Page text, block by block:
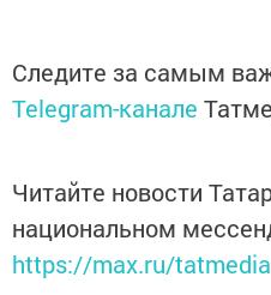
Следите за самым
Telegram-канале
Читайте новости
национальном
https://max.ru/tatmedia